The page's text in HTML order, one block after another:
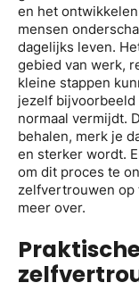
en het
mensen
dagelijks leven.
gebied van werk,
kleine stappen
jezelf
normaal vermijdt.
behalen, merk je
en sterker wordt.
om dit proces te
zelfvertrouwen op
meer over.